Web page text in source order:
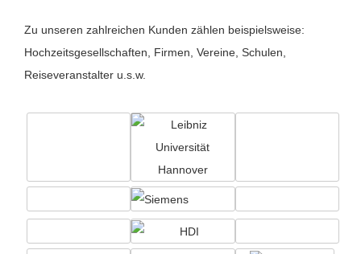
Zu unseren zahlreichen Kunden zählen beispielsweise:
Hochzeitsgesellschaften, Firmen, Vereine, Schulen,
Reiseveranstalter u.s.w.